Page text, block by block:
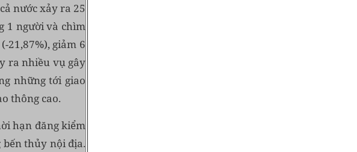
nước xảy ra 25
1 người và chìm
21,87%), giảm 6
ra nhiều vụ gây
những tới giao
thông cao.
hạn đăng kiểm
thủy nội địa.